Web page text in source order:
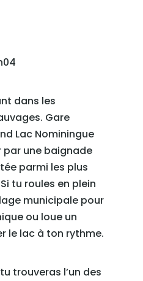
dans les
Gare
Lac Nominingue
une baignade
parmi les plus
tu roules en plein
municipale pour
ou loue un
le lac à ton rythme.
trouveras l’un des